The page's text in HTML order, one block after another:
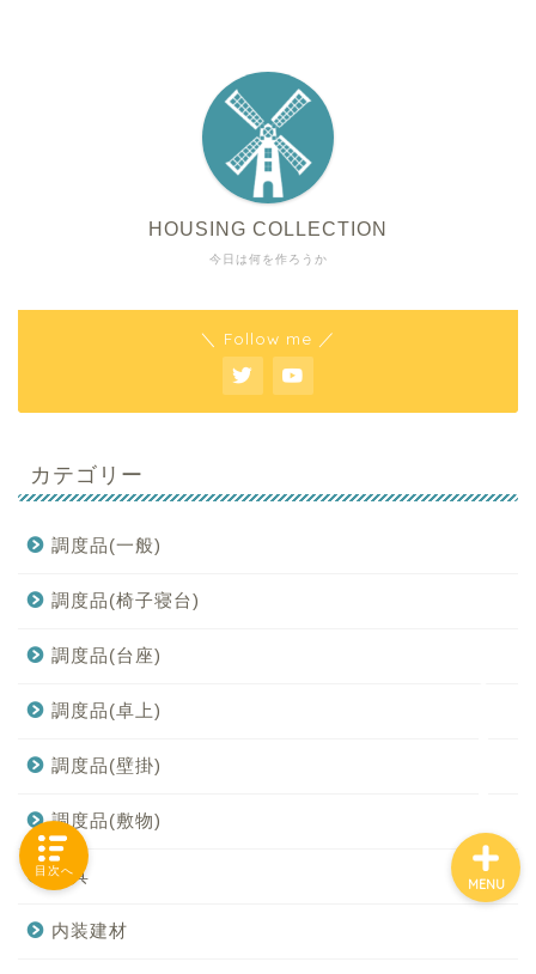
今日は何を作ろうか
HOUSING COLLECTION
＼ Follow me ／
カテゴリー
調度品(一般)
調度品(椅子寝台)
調度品(台座)
調度品(卓上)
調度品(壁掛)
調度品(敷物)
庭具
内装建材
MENU
目次へ